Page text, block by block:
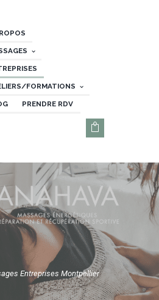
FORMATIONS
PRENDRE RDV
Entreprises Montpellier